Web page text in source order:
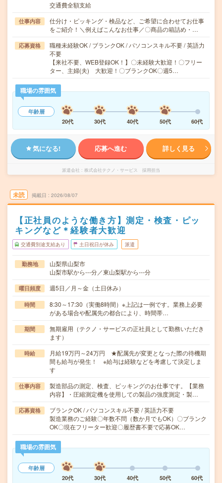
交通費全額支給
仕事内容
仕分け・ピッキング・検品など、ご希望に合わせてお仕事
をご紹介！＼例えばこんなお仕事／〇商品の箱詰め・…
応募資格
職種未経験OK / ブランクOK / パソコンスキル不要 / 英語力
不要
【来社不要、WEB登録OK！】〇未経験大歓迎！〇フリー
ター、主婦(夫) 大歓迎！〇ブランクOK〇週5…
職場の雰囲気
年齢層
20代
30代 40代 50代 60代
気になる! 応募へ進む 詳しく見る
派遣会社 株式会社テクノ・サービス 採用担当
未読 掲載日 2026/08/07
【正社員のような働き方】測定・検査・ピッ
キングなど＊経験者大歓迎
交通費別途支給あり 土日祝日が休み 派遣
勤務地
山梨県山梨市
山梨市駅から---分／東山梨駅から---分
曜日頻度 週5日／月～金（土日休み）
時間
8:30～17:30（実働8時間）※上記は一例です。業務上必要
がある場合や配属先の都合により、時間帯…
期間
無期雇用（テクノ・サービスの正社員として勤務いただき
ます）
時給
月給19万円～24万円 ★配属先が変更となった際の待機期
間も給与が発生！ ※給与は経験などを考慮して決定しま
す
仕事内容
製造部品の測定、検査、ピッキングのお仕事です。【業務
内容】・圧縮測定機を使用しての製品の強度測定・製…
応募資格
ブランクOK / パソコンスキル不要 / 英語力不要
製造業務のご経験〇年数不問（数か月でもOK）〇ブランク
OK〇現在フリーター歓迎〇履歴書不要で応募OK…
職場の雰囲気
年齢層
20代
30代 40代 50代 60代